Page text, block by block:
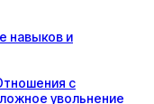
навыков и
с
увольнение